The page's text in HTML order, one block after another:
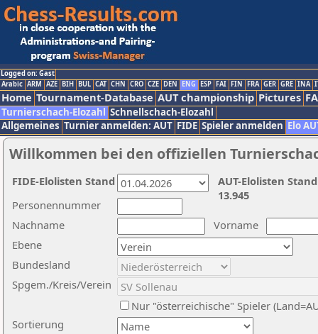
Logged on: Gast
Arabic ARM AZE BIH BUL CAT CHN CRO CZE DEN ENG ESP FAI FIN FRA GER GRE INA
Home Tournament-Database AUT championship Pictures
Turnierschach-Elozahl Schnellschach-Elozahl
Allgemeines Turnier anmelden: AUT FIDE Spieler anmelden Elo
Willkommen bei den offiziellen
Nachname
Vorname
Ebene
Sortierung
Personennummer
Bundesland
Spgem./Kreis/Verein
Nur "österreichische" Spieler
AUT-Elolisten
13.945
FIDE-Elolisten Stand